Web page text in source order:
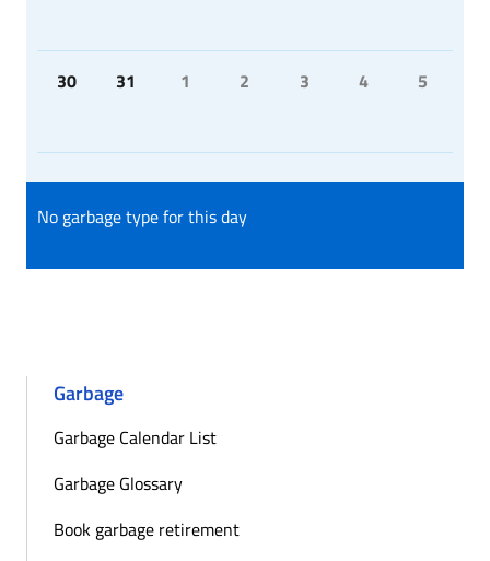
30 31 1 2 3 4 5
No garbage type for this day
Garbage
Garbage Calendar List
Garbage Glossary
Book garbage retirement